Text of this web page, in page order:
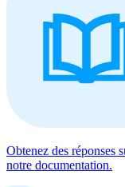
Obtenez des réponses
notre documentation.